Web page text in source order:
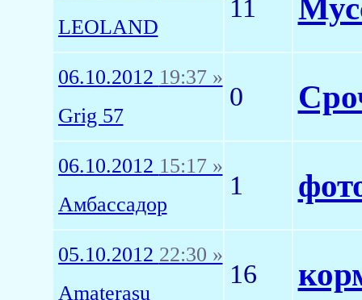
LEOLAND
11
06.10.2012 19:37 »
Grig 57
0
06.10.2012 15:17 »
Амбассадор
1
05.10.2012 22:30 »
Amaterasu
16